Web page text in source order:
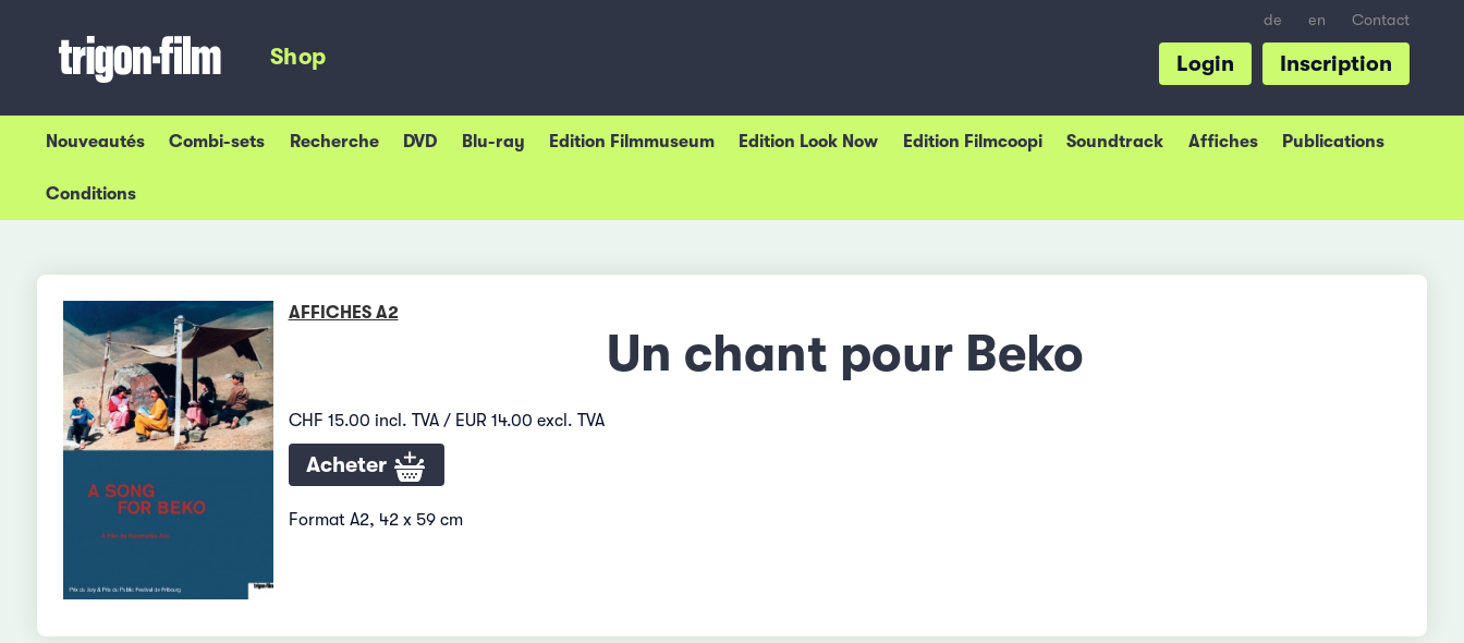
de en Contact
Shop Inscription
Login
Nouveautés Combi-sets Recherche DVD Blu-ray Edition Filmmuseum Edition Look Now Edition Filmcoopi Soundtrack Affiches Publications
Conditions
AFFICHES A2
Un chant pour Beko
CHF 15.00 incl. TVA / EUR 14.00 excl. TVA
Acheter
Format A2, 42 x 59 cm